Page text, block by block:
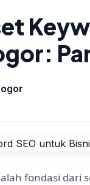
fondasi dari